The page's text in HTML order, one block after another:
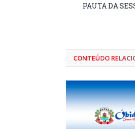
PAUTA DA
CONTEÚDO